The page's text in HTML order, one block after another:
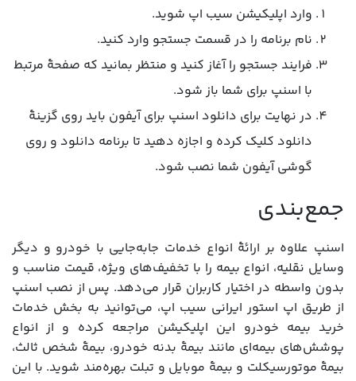
وارد اپلیکیشن سیب اپ شوید.
نام برنامه را در قسمت جستجو وارد کنید.
فرایند جستجو را آغاز کنید و منتظر بمانید که صفحۀ مرتبط
با اسنپ برای شما باز شود.
در نهایت برای دانلود اسنپ برای آیفون باید روی گزینۀ
دانلود کلیک کرده و اجازه دهید تا برنامه دانلود و روی
گوشی آیفون شما نصب شود.
جمع‌بندی
اسنپ علاوه بر ارائۀ انواع خدمات جابه‌جایی با خودرو و دیگر
وسایل نقلیه، انواع بیمه را با تخفیف‌های ویژه، قیمت مناسب و
بدون واسطه در اختیار کاربران قرار می‌دهد. پس از نصب اسنپ
از طریق اپ استور ایرانی سیب‌ اپ، می‌توانید به بخش خدمات
خرید بیمه خودرو این اپلیکیشن مراجعه کرده و از انواع
پوشش‌های بیمه‌ای مانند بیمۀ بدنه خودرو، بیمۀ شخص ثالث،
بیمۀ موتورسیکلت و بیمۀ موبایل و تبلت بهره‌مند شوید. با این